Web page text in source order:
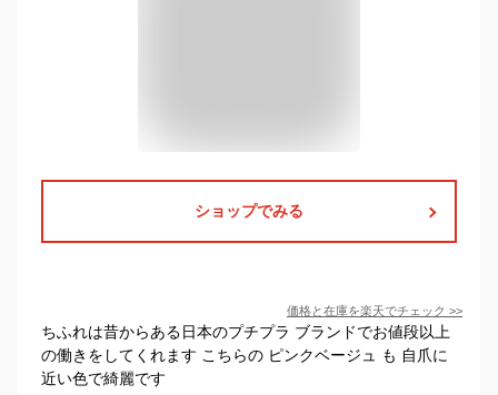
ショップでみる
価格と在庫を楽天でチェック >>
ちふれは昔からある日本のプチプラ ブランドでお値段以上
の働きをしてくれます こちらの ピンクベージュ も 自爪に
近い色で綺麗です